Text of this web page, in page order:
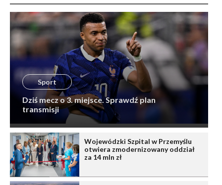
Sport
Dziś mecz o 3. miejsce. Sprawdź plan
transmisji
Wojewódzki Szpital w Przemyślu
otwiera zmodernizowany oddział
za 14 mln zł